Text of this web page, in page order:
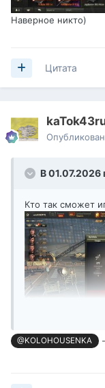
Наверное никто)
Цитата
В 01.07.2026
Кто так сможет
@KOLOHOUSENKA -